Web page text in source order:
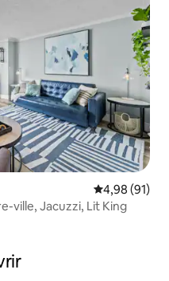
Évaluation
4,98 (91)
ville, Jacuzzi, Lit King